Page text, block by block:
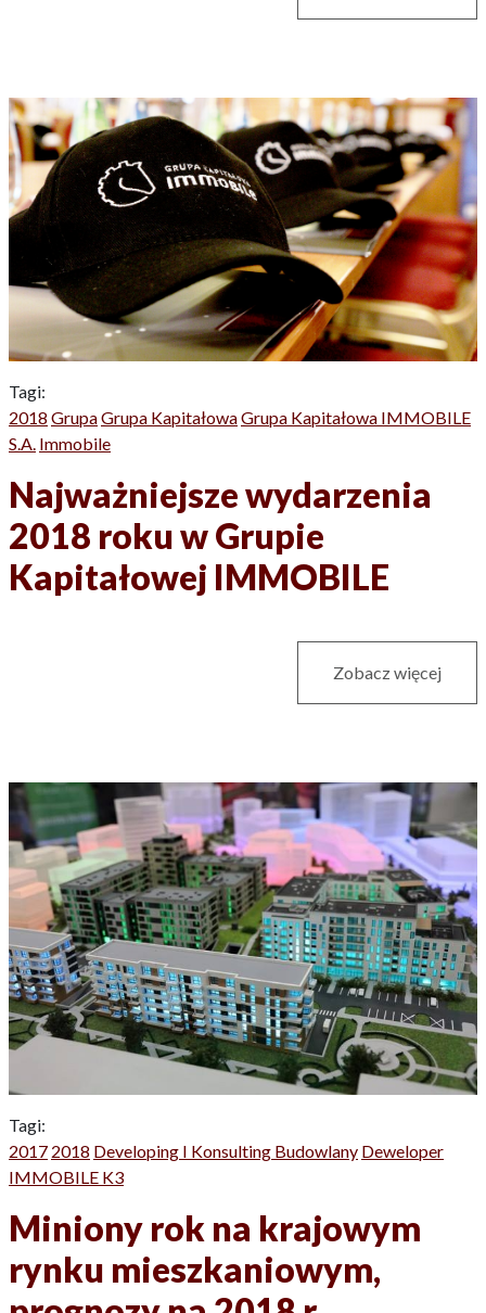
Tagi:
2018 GrupaGrupa KapitałowaGrupa Kapitałowa IMMOBILE
S.A. Immobile
Najważniejsze wydarzenia
2018 roku w Grupie
Kapitałowej IMMOBILE
Zobacz więcej
Tagi:
2017 2018 Developing I Konsulting Budowlany Deweloper
IMMOBILE K3
Miniony rok na krajowym
rynku mieszkaniowym,